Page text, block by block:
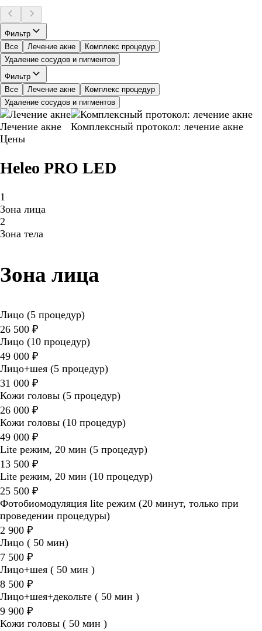
Фильтр
Все
Лечение акне
Комплекс процедур
Удаление сосудов и пигментов
Фильтр
Все
Лечение акне
Комплекс процедур
Удаление сосудов и пигментов
Лечение акне
Комплексный протокол: лечение акне
Цены
Heleo PRO LED
1
Зона лица
2
Зона тела
Зона лица
Лицо (5 процедур)
26 500 ₽
Лицо (10 процедур)
49 000 ₽
Лицо+шея (5 процедур)
31 000 ₽
Кожи головы (5 процедур)
26 000 ₽
Кожи головы (10 процедур)
49 000 ₽
Lite режим, 20 мин (5 процедур)
13 500 ₽
Lite режим, 20 мин (10 процедур)
25 500 ₽
Фотобиомодуляция lite режим (20 минут, только при
проведении процедуры)
2 900 ₽
Лицо ( 50 мин)
7 500 ₽
Лицо+шея ( 50 мин )
8 500 ₽
Лицо+шея+декольте ( 50 мин )
9 900 ₽
Кожи головы ( 50 мин )